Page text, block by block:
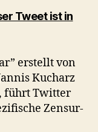
Tweet ist in
erstellt von
Kucharz
führt Twitter
Zensur-